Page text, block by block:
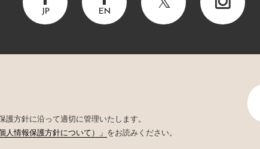
JP EN
方針に沿って適切に管理いたします。
人情報保護方針について）」 をお読みください。